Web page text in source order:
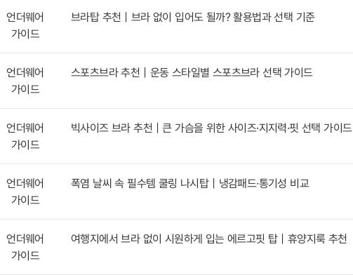
언더웨어
가이드
브라탑 추천｜브라 없이 입어도 될까? 활용법과 선택 기준
언더웨어
가이드
스포츠브라 추천｜운동 스타일별 스포츠브라 선택 가이드
언더웨어
가이드
빅사이즈 브라 추천｜큰 가슴을 위한 사이즈·지지력·핏 선택 가이드
언더웨어
가이드
폭염 날씨 속 필수템 쿨링 나시탑｜냉감패드·통기성 비교
언더웨어
가이드
여행지에서 브라 없이 시원하게 입는 에르고핏 탑｜휴양지룩 추천